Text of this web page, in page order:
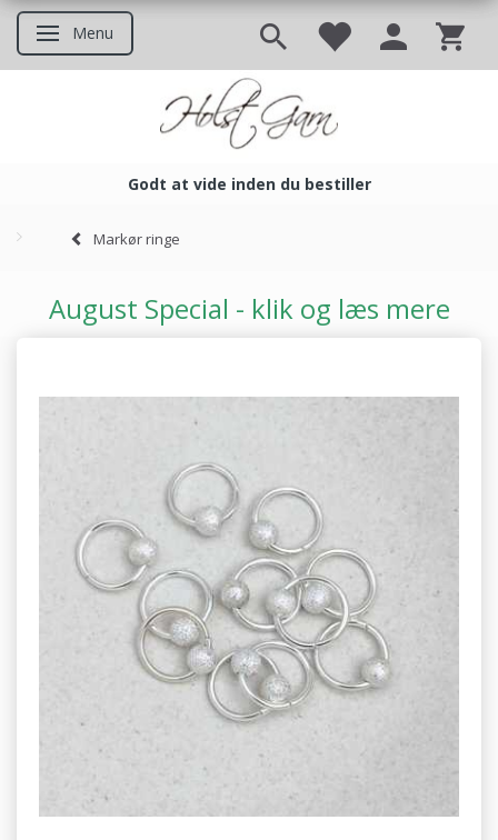
Skifte navigation
Menu
Godt at vide inden du bestiller
Markør ringe
August Special - klik og læs mere